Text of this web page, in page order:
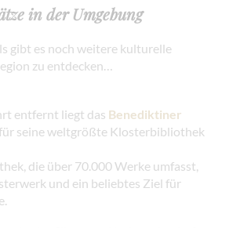
in der Umgebung
gibt es noch weitere kulturelle
zu entdecken…
entfernt liegt das Benediktiner
für seine weltgrößte Klosterbibliothek
die über 70.000 Werke umfasst,
und ein beliebtes Ziel für